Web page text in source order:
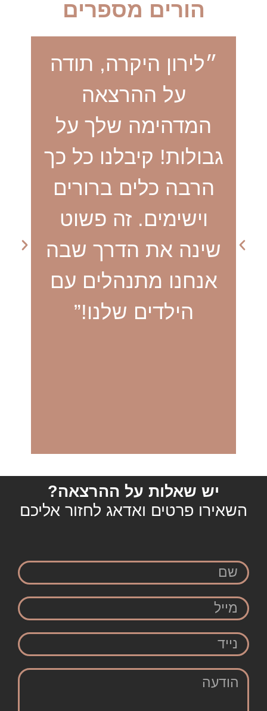
הורים מספרים
״לירון היקרה, תודה
על ההרצאה
המדהימה שלך על
גבולות! קיבלנו כל כך
הרבה כלים ברורים
וישימים. זה פשוט
שינה את הדרך שבה
אנחנו מתנהלים עם
הילדים שלנו!”
יש שאלות על ההרצאה?
השאירו פרטים ואדאג לחזור אליכם
שם
מייל
נייד
הודעה